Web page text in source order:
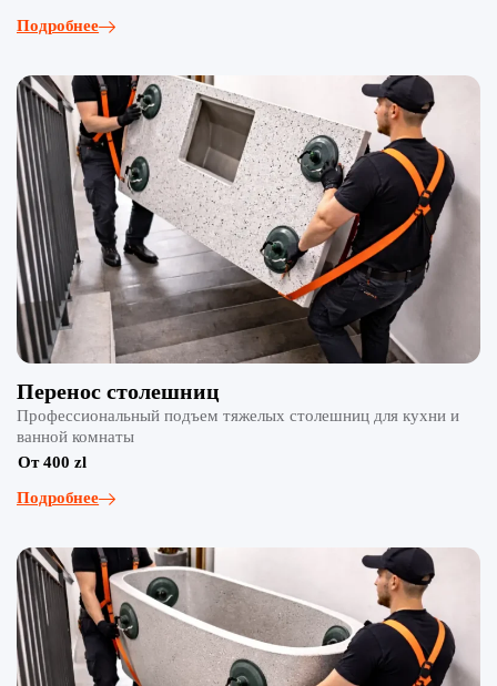
Подробнее
Перенос столешниц
Профессиональный подъем тяжелых столешниц для кухни и
ванной комнаты
От 400 zl
Подробнее